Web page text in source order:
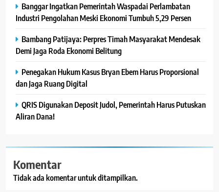
Banggar Ingatkan Pemerintah Waspadai Perlambatan
Industri Pengolahan Meski Ekonomi Tumbuh 5,29 Persen
Bambang Patijaya: Perpres Timah Masyarakat Mendesak
Demi Jaga Roda Ekonomi Belitung
Penegakan Hukum Kasus Bryan Ebem Harus Proporsional
dan Jaga Ruang Digital
QRIS Digunakan Deposit Judol, Pemerintah Harus Putuskan
Aliran Dana!
Komentar
Tidak ada komentar untuk ditampilkan.